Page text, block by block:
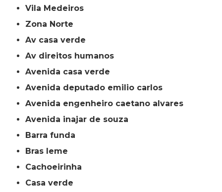
Vila Medeiros
Zona Norte
av casa verde
av direitos humanos
avenida casa verde
avenida deputado emilio carlos
avenida engenheiro caetano alvares
avenida inajar de souza
barra funda
bras leme
cachoeirinha
casa verde